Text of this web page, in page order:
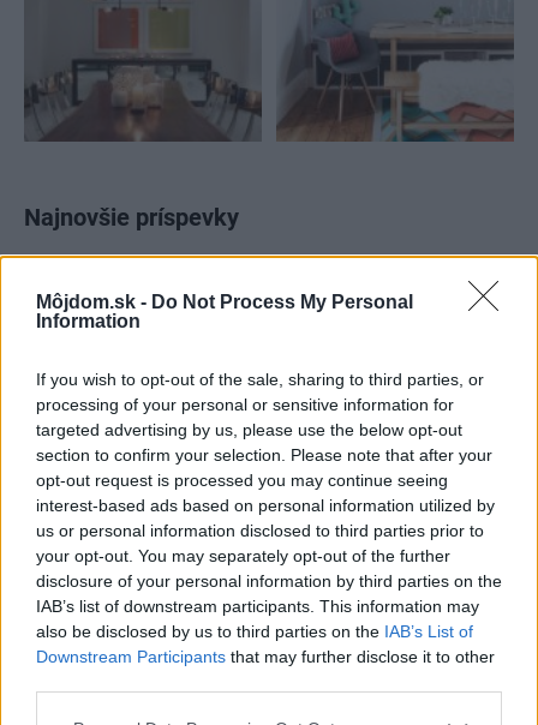
Môjdom.sk - Do Not Process My Personal
Information
If you wish to opt-out of the sale, sharing to third parties, or
processing of your personal or sensitive information for
targeted advertising by us, please use the below opt-out
section to confirm your selection. Please note that after your
opt-out request is processed you may continue seeing
interest-based ads based on personal information utilized by
us or personal information disclosed to third parties prior to
your opt-out. You may separately opt-out of the further
disclosure of your personal information by third parties on the
IAB’s list of downstream participants. This information may
also be disclosed by us to third parties on the IAB’s List of
Downstream Participants that may further disclose it to other
Najnovšie príspevky
Re: Takto sa rieši málo úložného miesta. V tomto byte
stačil jeden prvok | Môjdom.sk
Re: Takto sa rieši málo úložného miesta. V tomto byte
stačil jeden prvok | Môjdom.sk
Dizajn je to nádherný, tá brezová preglejka a čisté línie vyzerajú super.
Ale vždy, keď…
Re: Toto je najväčší mýtus pri ošetrení dreva a môže vás
vyjsť draho. Ako ho ochrániť pred hnitím a škodcami?
clovek by cakal ze vysusene drahe drevo bolo predtym naparovane aby
sa zbavilo zarodkov skodcov...